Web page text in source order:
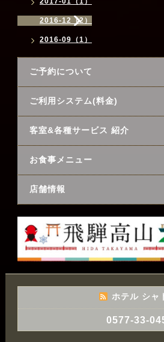
2016-12（2）
2016-09（1）
ご予約について
ご利用システム(料金)
客室&各種サービス 紹介
お食事メニュー
店舗情報
ホテル シャ
0577-33-